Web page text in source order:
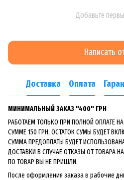
Добавьте
Написать
Доставка Оплата
МИНИМАЛЬНЫЙ ЗАКАЗ "400" ГРН
РАБОТАЕМ ТОЛЬКО ПРИ ПОЛНОЙ ОПЛАТЕ
СУММЕ 150 ГРН, ОСТАТОК СУМЫ БУДЕТ
СУММА ПРЕДОПЛАТЫ БУДЕТ
ДОСТАВКИ В СЛУЧАЕ ОТКАЗЫ ОТ ТОВАРА
ПО ТОВАР ВЫ НЕ ПРИШЛИ.
После оформления заказа в рабочие